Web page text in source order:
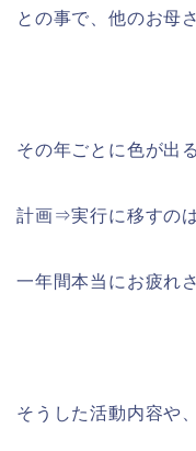
との事で、他のお母
その年ごとに色が出
計画⇒実行に移すの
一年間本当にお疲れ
そうした活動内容や、